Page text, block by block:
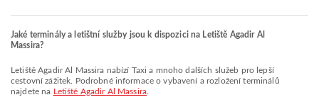
Jaké terminály a letištní služby jsou k dispozici na Letiště Agadir Al
Massira?
Letiště Agadir Al Massira nabízí Taxi a mnoho dalších služeb pro lepší
cestovní zážitek. Podrobné informace o vybavení a rozložení terminálů
najdete na Letiště Agadir Al Massira